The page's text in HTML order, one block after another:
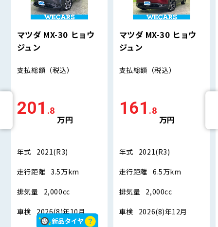
マツダ MX-30 ヒョウ
ジュン
支払総額 （税込）
201 .8
万円
年式 2021(R3)
走行距離 3.5万km
排気量 2,000cc
車検 2026(8)年10月
マツダ MX-30 ヒョウ
ジュン
支払総額 （税込）
161 .8
万円
年式 2021(R3)
走行距離 6.5万km
排気量 2,000cc
車検 2026(8)年12月